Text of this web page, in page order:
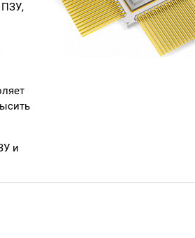
ПЗУ,
и